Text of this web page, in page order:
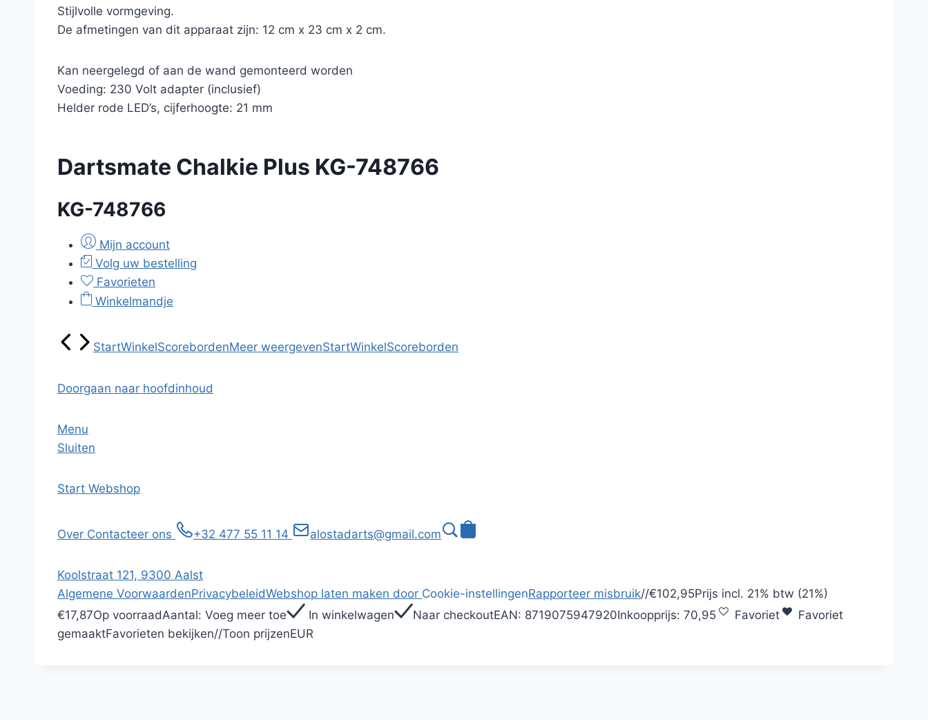
Stijlvolle vormgeving.
De afmetingen van dit apparaat zijn: 12 cm x 23 cm x 2 cm.
Kan neergelegd of aan de wand gemonteerd worden
Voeding: 230 Volt adapter (inclusief)
Helder rode LED’s, cijferhoogte: 21 mm
Dartsmate Chalkie Plus KG-748766
KG-748766
Mijn account
Volg uw bestelling
Favorieten
Winkelmandje
StartWinkelScorebordenMeer weergevenStartWinkelScoreborden
Doorgaan naar hoofdinhoud
Menu
Sluiten
Start Webshop
Over Contacteer ons +32 477 55 11 14 alostadarts@gmail.com
Koolstraat 121, 9300 Aalst
Algemene VoorwaardenPrivacybeleidWebshop laten maken door Cookie-instellingenRapporteer misbruik//€102,95Prijs incl. 21% btw (21%)
€17,87Op voorraadAantal: Voeg meer toe In winkelwagen Naar checkoutEAN: 8719075947920Inkoopprijs: 70,95 Favoriet
Favoriet
gemaaktFavorieten bekijken//Toon prijzenEUR